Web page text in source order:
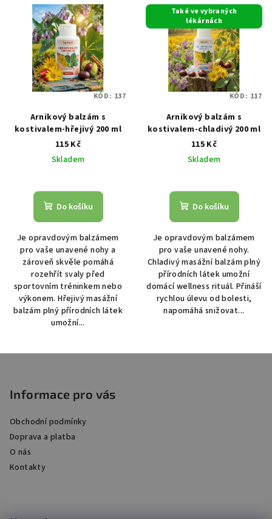
Arnikový balzám s
kostivalem-hřejivý 200 ml
115 Kč
Skladem
hodnocení
produktu
z
5
hvězdiček.
Do košíku
Je opravdovým balzámem
pro vaše unavené nohy a
zároveň skvěle pomáhá
rozehřít svaly před
sportovním tréninkem nebo
výkonem. Hřejivý masážní
balzám plný přírodních látek
umožní...
KÓD: 137
Také ve vybraných
lékárnách
Arnikový balzám s
kostivalem-chladivý 200 ml
115 Kč
Skladem
hodnocení
produktu
z
5
hvězdiček.
Do košíku
Je opravdovým balzámem
pro vaše unavené nohy.
Chladivý masážní balzám plný
přírodních látek umožní
domácí wellness rituál. Přináší
rychlou úlevu od bolesti,
napomáhá snižovat...
KÓD: 117
Informace pro vás
Obchodní podmínky
Doprava a platba
O nás
Kontakty